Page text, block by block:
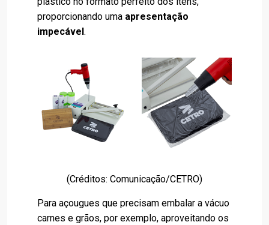
proporcionando uma apresentação
impecável.
(Créditos: Comunicação/CETRO)
Para açougues que precisam embalar a vácuo
carnes e grãos, por exemplo, aproveitando os